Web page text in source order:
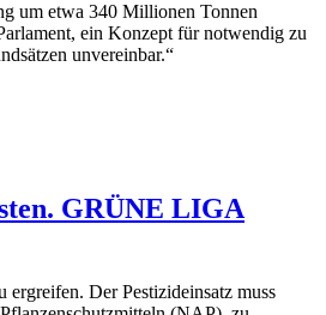
um etwa 340 Millionen Tonnen
ein Konzept für notwendig zu
unvereinbar.“
GRÜNE LIGA
Der Pestizideinsatz muss